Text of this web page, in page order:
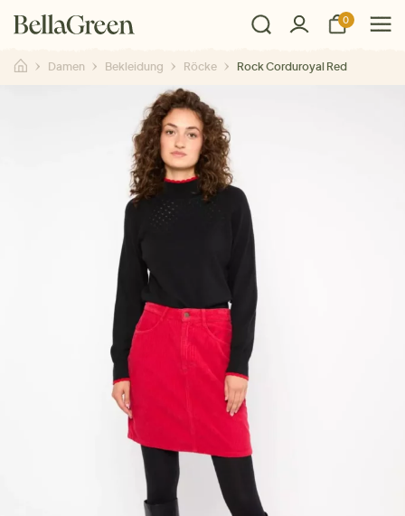
0
Damen Bekleidung Röcke Rock Corduroyal Red